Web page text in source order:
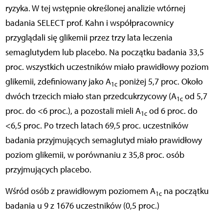
ryzyka. W tej wstępnie określonej analizie wtórnej
badania SELECT prof. Kahn i współpracownicy
przyglądali się glikemii przez trzy lata leczenia
semaglutydem lub placebo. Na początku badania 33,5
proc. wszystkich uczestników miało prawidłowy poziom
glikemii, zdefiniowany jako A1cponiżej 5,7 proc. Około
dwóch trzecich miało stan przedcukrzycowy (A1cod 5,7
proc. do <6 proc.), a pozostali mieli A1cod 6 proc. do
<6,5 proc. Po trzech latach 69,5 proc. uczestników
badania przyjmujących semaglutyd miało prawidłowy
poziom glikemii, w porównaniu z 35,8 proc. osób
przyjmujących placebo.
Wśród osób z prawidłowym poziomem A1cna początku
badania u 9 z 1676 uczestników (0,5 proc.)